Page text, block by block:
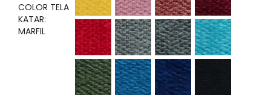
COLOR TELA
KATAR:
MARFIL
rojo plata gris turquesa
verde cobalto petroleo